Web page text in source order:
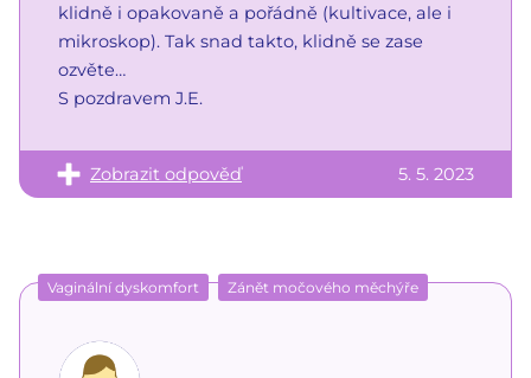
klidně i opakovaně a pořádně (kultivace, ale i
mikroskop). Tak snad takto, klidně se zase
ozvěte…
S pozdravem J.E.
Zobrazit odpověď 5. 5. 2023
Vaginální dyskomfort Zánět močového měchýře